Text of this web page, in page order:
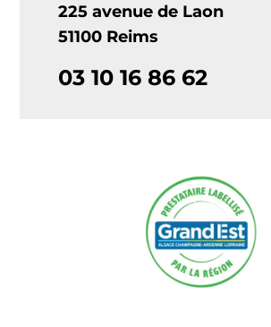
225 avenue de Laon
51100 Reims
03 10 16 86 62